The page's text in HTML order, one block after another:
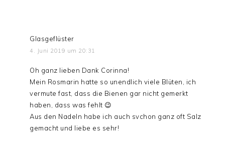
Glasgeflüster
4. Juni 2019 um 20:31
Oh ganz lieben Dank Corinna!
Mein Rosmarin hatte so unendlich viele Blüten, ich
vermute fast, dass die Bienen gar nicht gemerkt
haben, dass was fehlt 😉
Aus den Nadeln habe ich auch svchon ganz oft Salz
gemacht und liebe es sehr!